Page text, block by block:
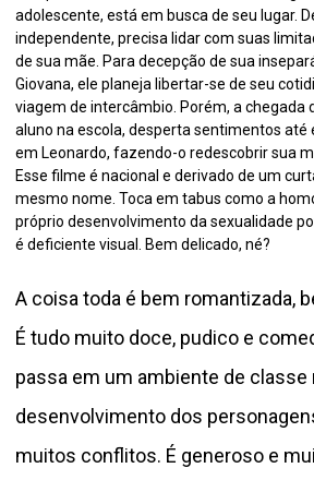
adolescente, está em busca de seu lugar.
independente, precisa lidar com suas
de sua mãe. Para decepção de sua
Giovana, ele planeja libertar-se de seu
viagem de intercâmbio. Porém, a chegada
aluno na escola, desperta sentimentos até
em Leonardo, fazendo-o redescobrir sua
Esse filme é nacional e derivado de um
mesmo nome. Toca em tabus como a
próprio desenvolvimento da sexualidade
é deficiente visual. Bem delicado, né?
A coisa toda é bem romantizada,
É tudo muito doce, pudico e
passa em um ambiente de classe
desenvolvimento dos
muitos conflitos. É generoso e